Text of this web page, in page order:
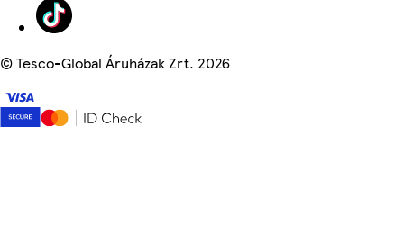
©Tesco-Global Áruházak Zrt. 2026